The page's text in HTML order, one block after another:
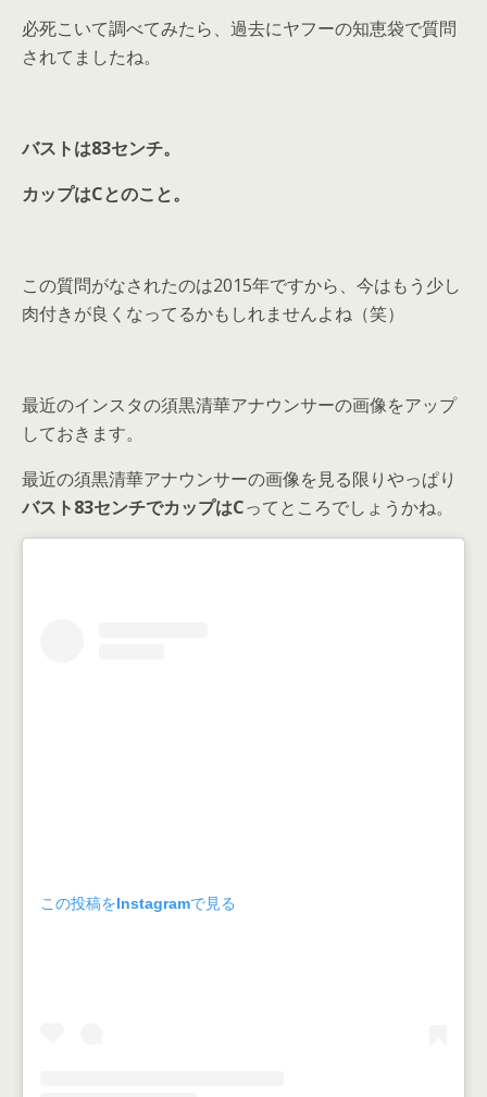
必死こいて調べてみたら、過去にヤフーの知恵袋で質問
されてましたね。
バストは83センチ。
カップはCとのこと。
この質問がなされたのは2015年ですから、今はもう少し
肉付きが良くなってるかもしれませんよね（笑）
最近のインスタの須黒清華アナウンサーの画像をアップ
しておきます。
最近の須黒清華アナウンサーの画像を見る限りやっぱり
バスト83センチでカップはCってところでしょうかね。
この投稿をInstagramで見る